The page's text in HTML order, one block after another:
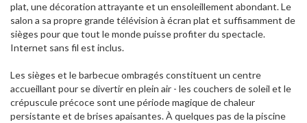
plat, une décoration attrayante et un ensoleillement abondant. Le
salon a sa propre grande télévision à écran plat et suffisamment de
sièges pour que tout le monde puisse profiter du spectacle.
Internet sans fil est inclus.
Les sièges et le barbecue ombragés constituent un centre
accueillant pour se divertir en plein air - les couchers de soleil et le
crépuscule précoce sont une période magique de chaleur
persistante et de brises apaisantes. À quelques pas de la piscine